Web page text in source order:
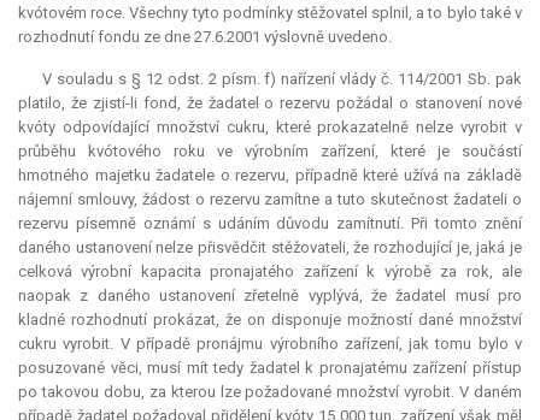
kvótovém roce. Všechny tyto podmínky stěžovatel splnil, a to bylo také v
rozhodnutí fondu ze dne 27.6.2001 výslovně uvedeno.
V souladu s § 12 odst. 2 písm. f) nařízení vlády č. 114/2001 Sb. pak
platilo, že zjistí-li fond, že žadatel o rezervu požádal o stanovení nové
kvóty odpovídající množství cukru, které prokazatelně nelze vyrobit v
průběhu kvótového roku ve výrobním zařízení, které je součástí
hmotného majetku žadatele o rezervu, případně které užívá na základě
nájemní smlouvy, žádost o rezervu zamítne a tuto skutečnost žadateli o
rezervu písemně oznámí s udáním důvodu zamítnutí. Při tomto znění
daného ustanovení nelze přisvědčit stěžovateli, že rozhodující je, jaká je
celková výrobní kapacita pronajatého zařízení k výrobě za rok, ale
naopak z daného ustanovení zřetelně vyplývá, že žadatel musí pro
kladné rozhodnutí prokázat, že on disponuje možností dané množství
cukru vyrobit. V případě pronájmu výrobního zařízení, jak tomu bylo v
posuzované věci, musí mít tedy žadatel k pronajatému zařízení přístup
po takovou dobu, za kterou lze požadované množství vyrobit. V daném
případě žadatel požadoval přidělení kvóty 15 000 tun, zařízení však měl